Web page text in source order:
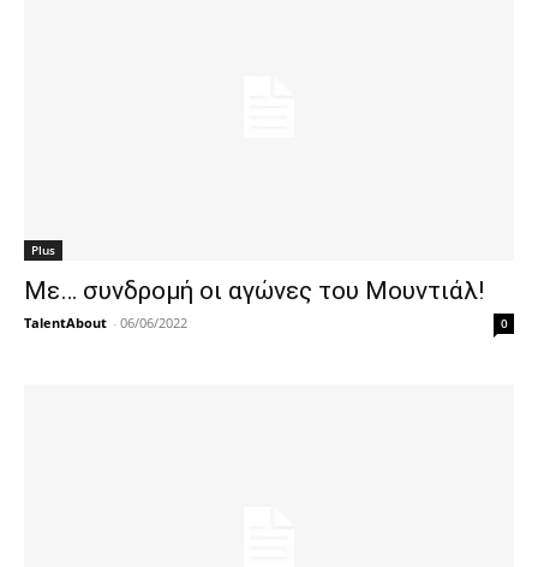
Plus
Με… συνδρομή οι αγώνες του Μουντιάλ!
TalentAbout - 06/06/2022 0